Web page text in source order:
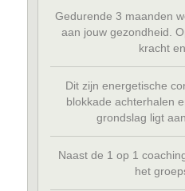
Gedurende 3 maanden
aan jouw gezondheid.
kracht
Dit zijn energetische
blokkade achterhalen
grondslag ligt
Naast de 1 op 1
het